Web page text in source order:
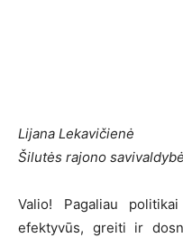
Lijana Lekavičienė
Šilutės rajono
Valio! Pagaliau
efektyvūs, greiti ir